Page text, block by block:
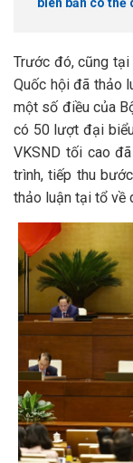
Trước đó, cũng
Quốc hội đã thảo
một số điều của
có 50 lượt đại
VKSND tối cao
trình, tiếp thu
thảo luận tại tổ về